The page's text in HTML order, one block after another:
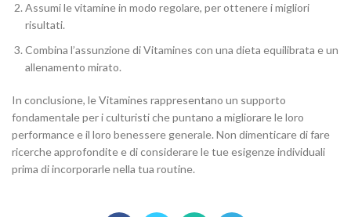
Assumi le vitamine in modo regolare, per ottenere i migliori
risultati.
Combina l’assunzione di Vitamines con una dieta equilibrata e un
allenamento mirato.
In conclusione, le Vitamines rappresentano un supporto
fondamentale per i culturisti che puntano a migliorare le loro
performance e il loro benessere generale. Non dimenticare di fare
ricerche approfondite e di considerare le tue esigenze individuali
prima di incorporarle nella tua routine.